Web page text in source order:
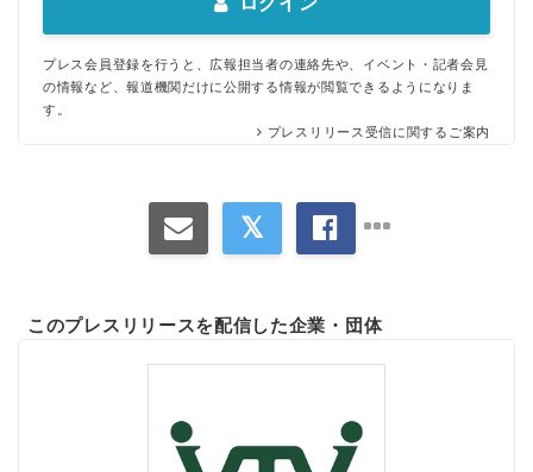
プレス会員登録を行うと、広報担当者の連絡先や、イベント・記者会見
の情報など、報道機関だけに公開する情報が閲覧できるようになりま
す。
プレスリリース受信に関するご案内
このプレスリリースを配信した企業・団体